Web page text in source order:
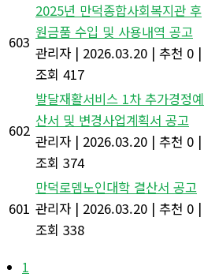
603
2025년 만덕종합사회복지관 후
원금품 수입 및 사용내역 공고
관리자 | 2026.03.20 | 추천 0 |
조회 417
602
발달재활서비스 1차 추가경정예
산서 및 변경사업계획서 공고
관리자 | 2026.03.20 | 추천 0 |
조회 374
601
만덕로뎀노인대학 결산서 공고
관리자 | 2026.03.20 | 추천 0 |
조회 338
1